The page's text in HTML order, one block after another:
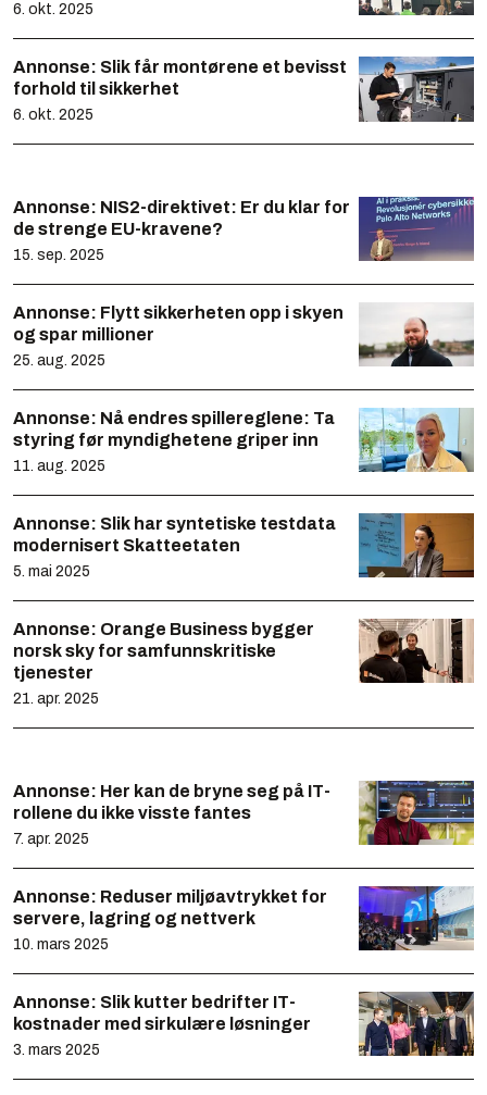
6. okt. 2025
Annonse: Slik får montørene et bevisst
forhold til sikkerhet
6. okt. 2025
Annonse: NIS2-direktivet: Er du klar for
de strenge EU-kravene?
15. sep. 2025
Annonse: Flytt sikkerheten opp i skyen
og spar millioner
25. aug. 2025
Annonse: Nå endres spillereglene: Ta
styring før myndighetene griper inn
11. aug. 2025
Annonse: Slik har syntetiske testdata
modernisert Skatteetaten
5. mai 2025
Annonse: Orange Business bygger
norsk sky for samfunnskritiske
tjenester
21. apr. 2025
Annonse: Her kan de bryne seg på IT-
rollene du ikke visste fantes
7. apr. 2025
Annonse: Reduser miljøavtrykket for
servere, lagring og nettverk
10. mars 2025
Annonse: Slik kutter bedrifter IT-
kostnader med sirkulære løsninger
3. mars 2025